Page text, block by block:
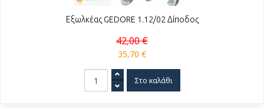
Εξωλκέας GEDORE 1.12/02 Δίποδος
42,00 €
35,70 €